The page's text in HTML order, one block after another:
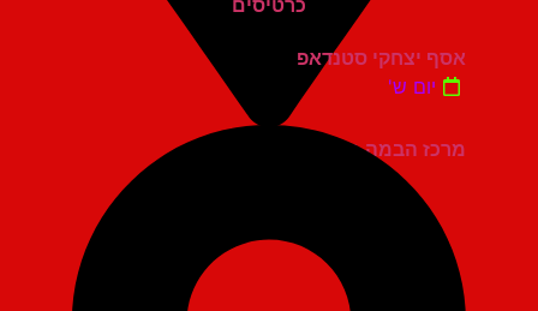
מרכז הבמה גני תקווה
אסף יצחקי סטנדאפ
יום ש'